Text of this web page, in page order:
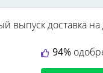
выпускдоставка
94%